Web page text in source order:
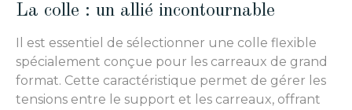
La colle : un allié incontournable
Il est essentiel de sélectionner une colle flexible
spécialement conçue pour les carreaux de grand
format. Cette caractéristique permet de gérer les
tensions entre le support et les carreaux, offrant